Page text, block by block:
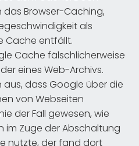
Browser-Caching,
als
Cache entfällt.
Cache fälschlicherweise
eines Web-Archivs.
aus, dass Google über die
von Webseiten
der Fall gewesen, wie
im Zuge der Abschaltung
nutzte, der fand dort